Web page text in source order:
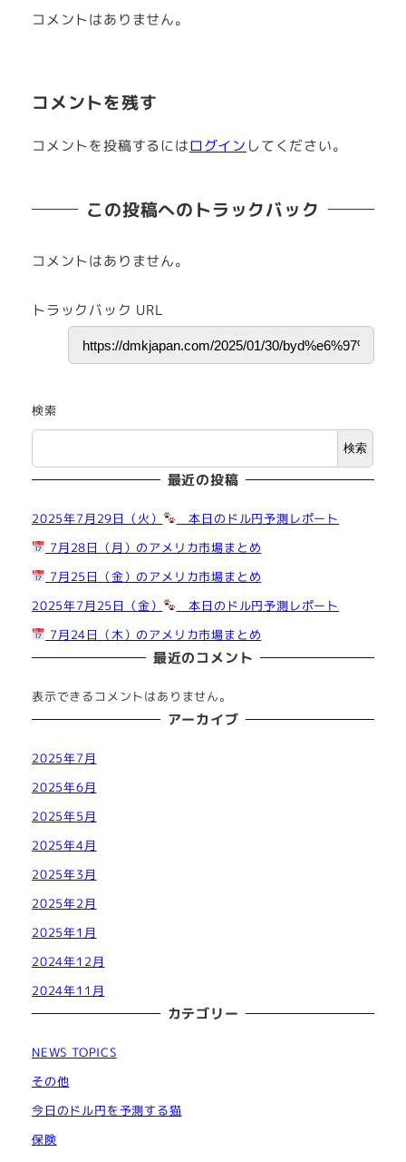
コメントはありません。
コメントを残す
コメントを投稿するにはログイン してください。
この投稿へのトラックバック
コメントはありません。
トラックバック URL
検索
検索
最近の投稿
2025年7月29日（火）
本日のドル円予測レポート
7月28日（月）のアメリカ市場まとめ
7月25日（金）のアメリカ市場まとめ
2025年7月25日（金）
本日のドル円予測レポート
7月24日（木）のアメリカ市場まとめ
最近のコメント
表示できるコメントはありません。
アーカイブ
2025年7月
2025年6月
2025年5月
2025年4月
2025年3月
2025年2月
2025年1月
2024年12月
2024年11月
カテゴリー
NEWS TOPICS
その他
今日のドル円を予測する猫
保険